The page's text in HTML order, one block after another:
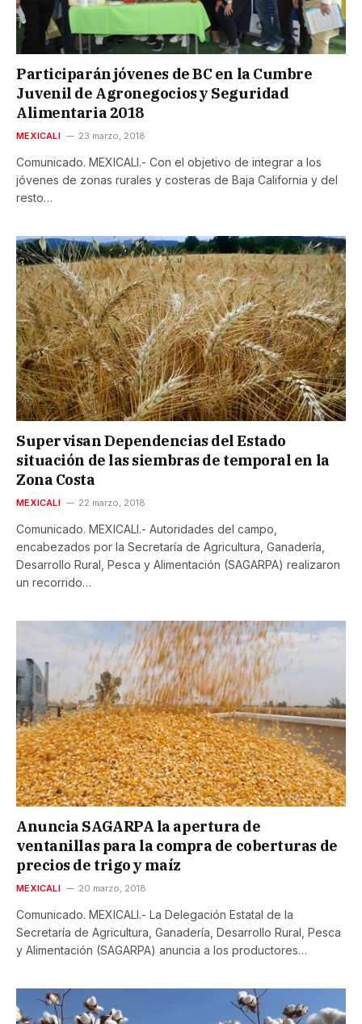
Participarán jóvenes de BC en la Cumbre
Juvenil de Agronegocios y Seguridad
Alimentaria 2018
MEXICALI 23 marzo, 2018
Comunicado. MEXICALI.- Con el objetivo de integrar a los
jóvenes de zonas rurales y costeras de Baja California y del
resto…
Supervisan Dependencias del Estado
situación de las siembras de temporal en la
Zona Costa
MEXICALI 22 marzo, 2018
Comunicado. MEXICALI.- Autoridades del campo,
encabezados por la Secretaría de Agricultura, Ganadería,
Desarrollo Rural, Pesca y Alimentación (SAGARPA) realizaron
un recorrido…
Anuncia SAGARPA la apertura de
ventanillas para la compra de coberturas de
precios de trigo y maíz
MEXICALI 20 marzo, 2018
Comunicado. MEXICALI.- La Delegación Estatal de la
Secretaría de Agricultura, Ganadería, Desarrollo Rural, Pesca
y Alimentación (SAGARPA) anuncia a los productores…